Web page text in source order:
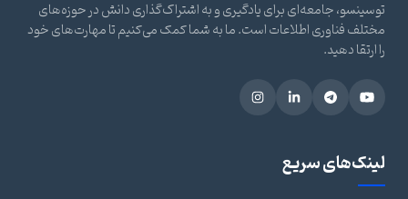
توسینسو، جامعه‌ای برای یادگیری و به اشتراک‌گذاری دانش در حوزه‌های
مختلف فناوری اطلاعات است. ما به شما کمک می‌کنیم تا مهارت‌های خود
را ارتقا دهید.
لینک‌های سریع